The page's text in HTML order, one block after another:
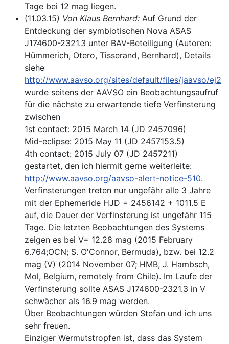
Tage bei 12 mag liegen.
(11.03.15) Von Klaus Bernhard: Auf Grund der
Entdeckung der symbiotischen Nova ASAS
J174600-2321.3 unter BAV-Beteiligung (Autoren:
Hümmerich, Otero, Tisserand, Bernhard), Details
siehe
http://www.aavso.org/sites/default/files/jaavso/
wurde seitens der AAVSO ein Beobachtungsaufruf
für die nächste zu erwartende tiefe Verfinsterung
zwischen
1st contact: 2015 March 14 (JD 2457096)
Mid-eclipse: 2015 May 11 (JD 2457153.5)
4th contact: 2015 July 07 (JD 2457211)
gestartet, den ich hiermit gerne weiterleite:
http://www.aavso.org/aavso-alert-notice-510.
Verfinsterungen treten nur ungefähr alle 3 Jahre
mit der Ephemeride HJD = 2456142 + 1011.5 E
auf, die Dauer der Verfinsterung ist ungefähr 115
Tage. Die letzten Beobachtungen des Systems
zeigen es bei V= 12.28 mag (2015 February
6.764;OCN; S. O'Connor, Bermuda), bzw. bei 12.2
mag (V) (2014 November 07; HMB, J. Hambsch,
Mol, Belgium, remotely from Chile). Im Laufe der
Verfinsterung sollte ASAS J174600-2321.3 in V
schwächer als 16.9 mag werden.
Über Beobachtungen würden Stefan und ich uns
sehr freuen.
Einziger Wermutstropfen ist, dass das System